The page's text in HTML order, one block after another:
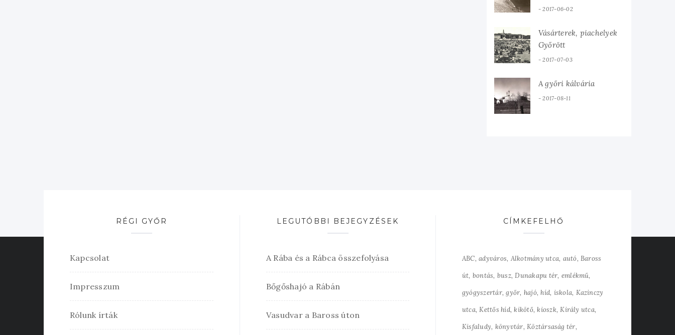
2017-06-02
Vásárterek, piachelyek
Győrött
2017-07-03
A győri kálvária
2017-08-11
RÉGI GYŐR
Kapcsolat
Impresszum
Rólunk írták
LEGUTÓBBI BEJEGYZÉSEK
A Rába és a Rábca összefolyása
Bőgőshajó a Rábán
Vasudvar a Baross úton
CÍMKEFELHŐ
ABC adyváros Alkotmány utca autó Baross
út bontás busz Dunakapu tér emlékmű
gyógyszertár győr hajó híd iskola Kazinczy
utca Kettős híd kikötő kioszk Király utca
Kisfaludy könyvtár Köztársaság tér